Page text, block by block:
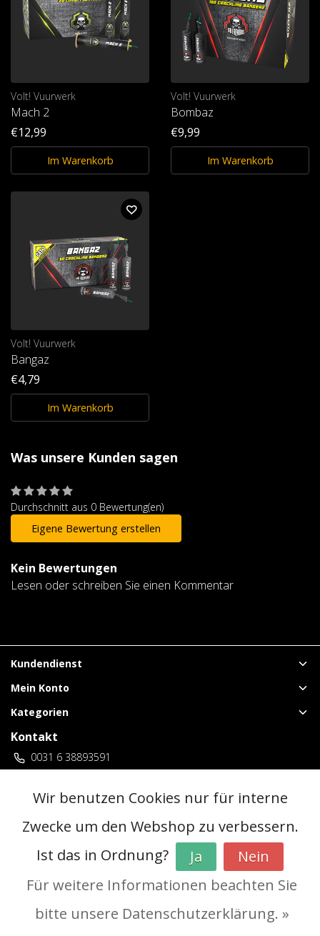
Volt! Vuurwerk
Mach 2
€12,99
Im Warenkorb
Volt! Vuurwerk
Bombaz
€9,99
Im Warenkorb
Volt! Vuurwerk
Bangaz
€4,79
Im Warenkorb
Was unsere Kunden sagen
Durchschnitt aus 0 Bewertung(en)
Eigene Bewertung erstellen
Kein Bewertungen
Lesen oder schreiben Sie einen Kommentar
Kundendienst
Mein Konto
Kategorien
Kontakt
0031 6 38893591
vuurwerklangenberg@gmail.com
3 locaties Duitsland
InStijl Media
Allgemeine Geschäftsbedingungen (AGB)
|Vorverkaufsregeln
Wir benutzen Cookies nur für interne
Zwecke um den Webshop zu verbessern.
Ist das in Ordnung?
Ja
Nein
Für weitere Informationen beachten Sie
bitte unsere Datenschutzerklärung. »